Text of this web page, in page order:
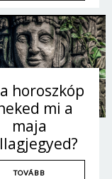
horoszkóp
mi a
maja
TOVÁBB